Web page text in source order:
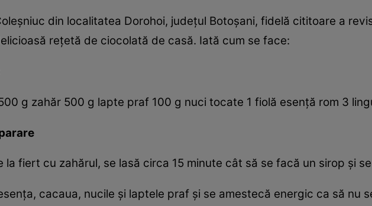
din localitatea Dorohoi, judeţul Botoşani, fidelă cititoare a
reţetă de ciocolată de casă. Iată cum se face:
g zahăr 500 g lapte praf 100 g nuci tocate 1 fiolă esenţă rom 3
la fiert cu zahărul, se lasă circa 15 minute cât să se facă un sirop şi
cacaua, nucile şi laptele praf şi se amestecă energic ca să nu